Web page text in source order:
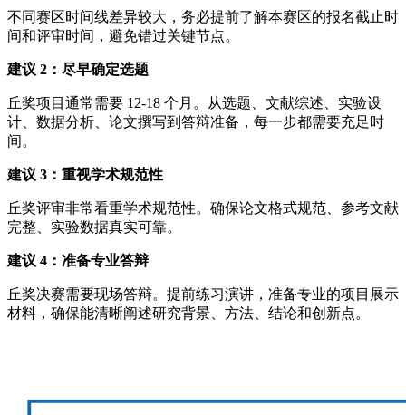
不同赛区时间线差异较大，务必提前了解本赛区的报名截止时
间和评审时间，避免错过关键节点。
建议 2：尽早确定选题
丘奖项目通常需要 12-18 个月。从选题、文献综述、实验设
计、数据分析、论文撰写到答辩准备，每一步都需要充足时
间。
建议 3：重视学术规范性
丘奖评审非常看重学术规范性。确保论文格式规范、参考文献
完整、实验数据真实可靠。
建议 4：准备专业答辩
丘奖决赛需要现场答辩。提前练习演讲，准备专业的项目展示
材料，确保能清晰阐述研究背景、方法、结论和创新点。